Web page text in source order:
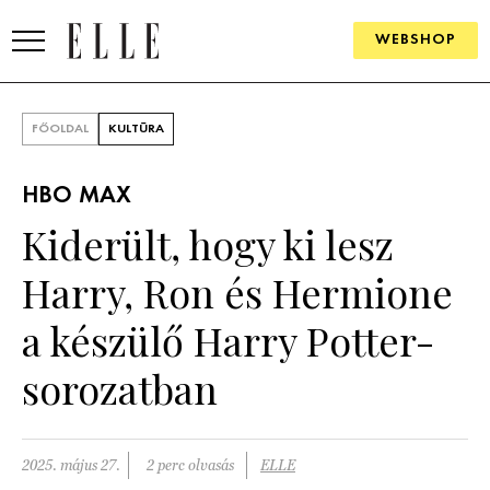
WEBSHOP
SZÉPSÉG
PÁRKAPCSOLAT
FŐOLDAL KULTÚRA
HBO MAX
Kiderült, hogy ki lesz
Harry, Ron és Hermione
a készülő Harry Potter-
sorozatban
2025. május 27. 2 perc olvasás ELLE